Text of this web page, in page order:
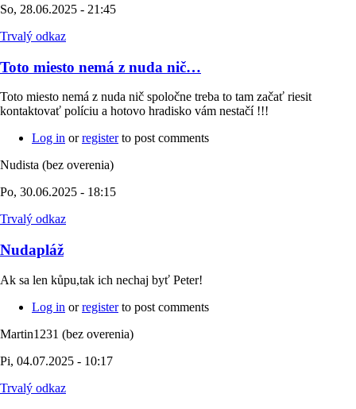
So, 28.06.2025 - 21:45
Trvalý odkaz
Toto miesto nemá z nuda nič…
Toto miesto nemá z nuda nič spoločne treba to tam začať riesit
kontaktovať políciu a hotovo hradisko vám nestačí !!!
Log in orregisterto post comments
Nudista (bez overenia)
Po, 30.06.2025 - 18:15
Trvalý odkaz
Nudapláž
Ak sa len kůpu,tak ich nechaj byť Peter!
Log in orregisterto post comments
Martin1231 (bez overenia)
Pi, 04.07.2025 - 10:17
Trvalý odkaz